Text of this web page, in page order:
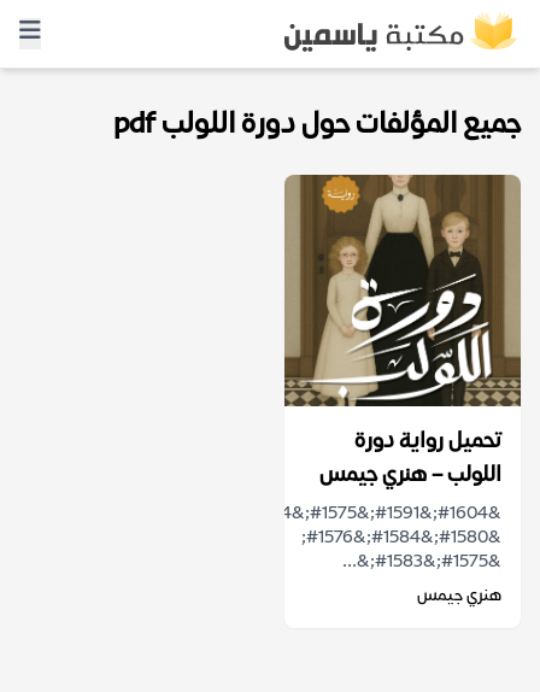
جميع المؤلفات حول دورة اللولب pdf
تحميل رواية دورة
اللولب – هنري جيمس
&#1580;&#1584;&#1576;
&#1575;&#1583;&...
هنري جيمس